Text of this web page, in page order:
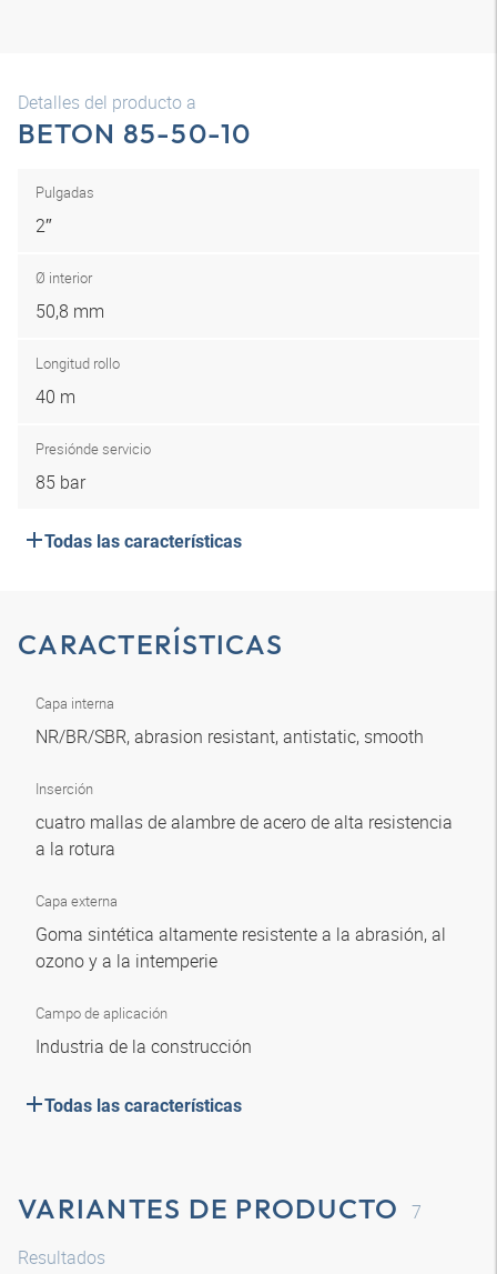
Detalles del producto a
BETON 85-50-10
Pulgadas
2″
Ø interior
50,8 mm
Longitud rollo
40 m
Presiónde servicio
85 bar
Todas las características
CARACTERÍSTICAS
Capa interna
NR/BR/SBR, abrasion resistant, antistatic, smooth
Inserción
cuatro mallas de alambre de acero de alta resistencia
a la rotura
Capa externa
Goma sintética altamente resistente a la abrasión, al
ozono y a la intemperie
Campo de aplicación
Industria de la construcción
Todas las características
VARIANTES DE PRODUCTO
7
Resultados